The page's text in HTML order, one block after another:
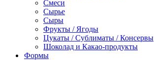
Смеси
Сырье
Сыры
Фрукты / Ягоды
Цукаты / Сублиматы / Консервы
Шоколад и Какао-продукты
Формы